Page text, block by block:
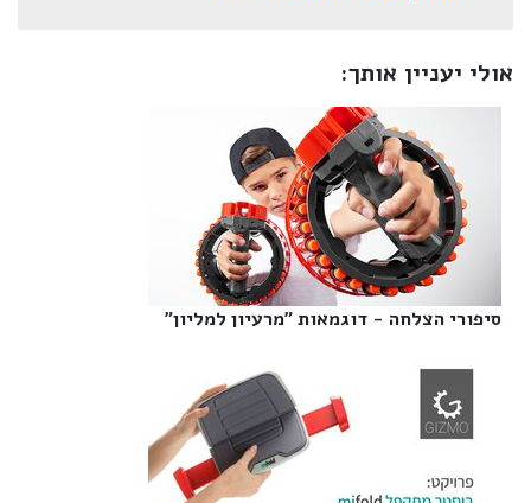
אולי יעניין אותך:
סיפורי הצלחה - דוגמאות "מרעיון למליון"‎